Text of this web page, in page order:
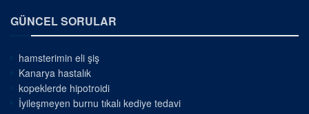
GÜNCEL SORULAR
hamsterimin eli şiş
Kanarya hastalık
kopeklerde hipotroidi
İyileşmeyen burnu tıkalı kediye tedavi